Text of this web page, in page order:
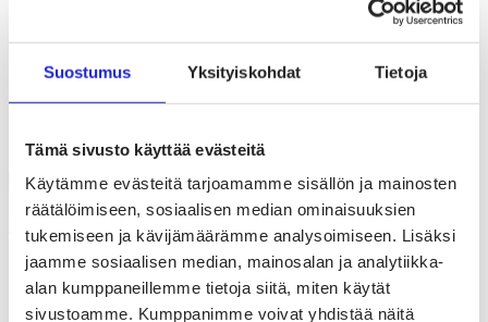
Suostumus Yksityiskohdat Tietoja
Tämä sivusto käyttää evästeitä
Käytämme evästeitä tarjoamamme sisällön ja mainosten
räätälöimiseen, sosiaalisen median ominaisuuksien
tukemiseen ja kävijämäärämme analysoimiseen. Lisäksi
jaamme sosiaalisen median, mainosalan ja analytiikka-
alan kumppaneillemme tietoja siitä, miten käytät
sivustoamme. Kumppanimme voivat yhdistää näitä
Laskutusosoite
Tilastoja Suomen Tekstiili & Muoti ry:stä ja sen
jäsenistä
Alan yritykset Suomessa – tutustu jäseniimme
Verkkokauppias, oletko valmis muutoksiin heinäkuun alussa?
30.04.2021